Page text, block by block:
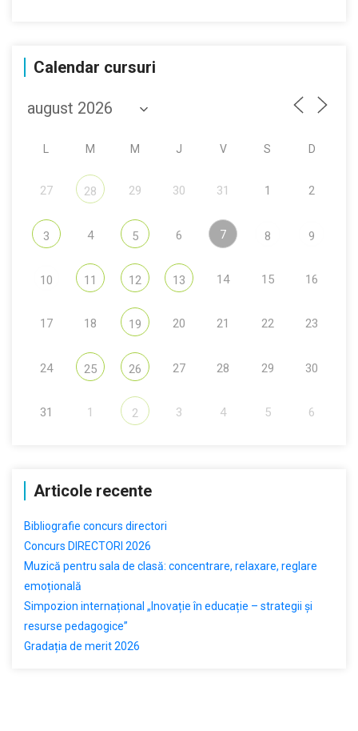
Calendar cursuri
L M M J V S D
27 28 29 30 31 1 2
3 4 5 6 7 8 9
10 11 12 13 14 15 16
17 18 19 20 21 22 23
24 25 26 27 28 29 30
31 1 2 3 4 5 6
Articole recente
Bibliografie concurs directori
Concurs DIRECTORI 2026
Muzică pentru sala de clasă: concentrare, relaxare, reglare
emoțională
Simpozion internațional „Inovație în educație – strategii și
resurse pedagogice”
Gradația de merit 2026